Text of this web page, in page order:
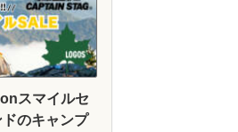
スマイルセ
のキャンプ